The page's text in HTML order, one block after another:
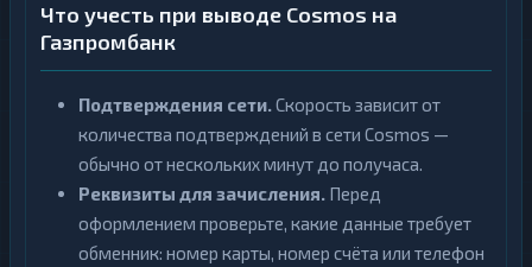
Что учесть при выводе Cosmos на
Газпромбанк
Подтверждения сети.Скорость зависит от
количества подтверждений в сети Cosmos —
обычно от нескольких минут до получаса.
Реквизиты для зачисления. Перед
оформлением проверьте, какие данные требует
обменник: номер карты, номер счёта или телефон